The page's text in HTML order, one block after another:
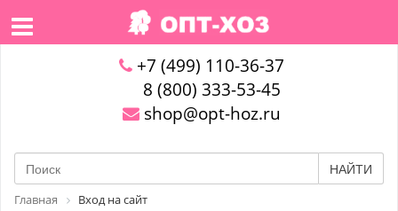
+7 (499) 110-36-37
8 (800) 333-53-45
shop@opt-hoz.ru
НАЙТИ
Главная Вход на сайт